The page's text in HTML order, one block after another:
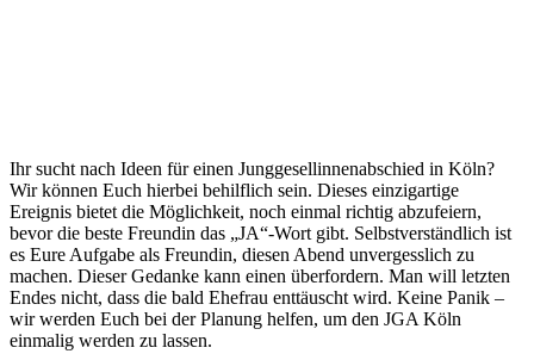
Ihr sucht nach Ideen für einen Junggesellinnenabschied in Köln?
Wir können Euch hierbei behilflich sein. Dieses einzigartige
Ereignis bietet die Möglichkeit, noch einmal richtig abzufeiern,
bevor die beste Freundin das „JA“-Wort gibt. Selbstverständlich ist
es Eure Aufgabe als Freundin, diesen Abend unvergesslich zu
machen. Dieser Gedanke kann einen überfordern. Man will letzten
Endes nicht, dass die bald Ehefrau enttäuscht wird. Keine Panik –
wir werden Euch bei der Planung helfen, um den JGA Köln
einmalig werden zu lassen.